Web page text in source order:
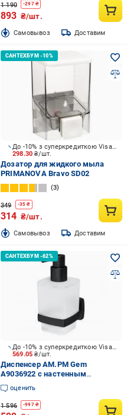
1 190 -297₴
893 ₴/шт.
Cамовывоз Доставим
298.30₴/шт.
До -10% з суперкредиткою Visa Вигода
Дозатор для жидкого мыла
PRIMANOVA Bravo SD02
3
349 -35 ₴
314 ₴/шт.
Cамовывоз Доставим
569.05₴/шт.
До -10% з суперкредиткою Visa Вигода
Диспенсер AM.PM Gem
A9036922 с настенным
держателем
оценить
1 596 -997₴